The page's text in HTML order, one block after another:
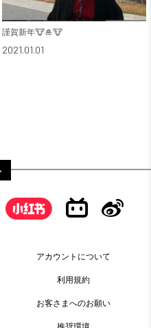
謹賀新年🐮🎍🐮
2021.01.01
アカウントについて
利用規約
お客さまへのお願い